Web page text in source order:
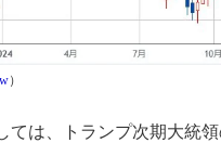
）
は、トランプ次期大統